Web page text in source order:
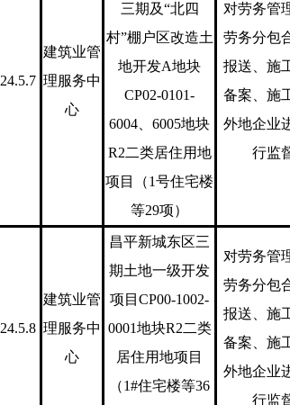
建筑业管
理服务中
心
三期及“北四
村”棚户区改造土
地开发A地块
CP02-0101-
6004、6005地块
R2二类居住用地
项目（1号住宅楼
等29项）
对劳务管
劳务分包
报送、施
备案、施
外地企业
行监
建筑业管
理服务中
心
昌平新城东区三
期土地一级开发
项目CP00-1002-
0001地块R2二类
居住用地项目
（1#住宅楼等36
对劳务管
劳务分包
报送、施
备案、施
外地企业
行监